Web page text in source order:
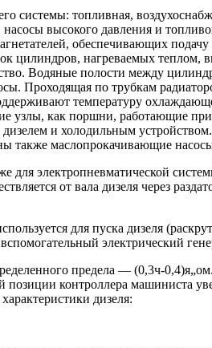
системы: топливная,
высокого давления и
обеспечивающих
цилиндров, нагреваемых
Водяные полости между
Проходящая по трубкам
температуру
узлы, как поршни, работающие
и холодильным
маслопрокачивающие
электропневматической
от вала дизеля через
для пуска дизеля
электрический
предела — (0,3ч-
контроллера машиниста
дизеля: